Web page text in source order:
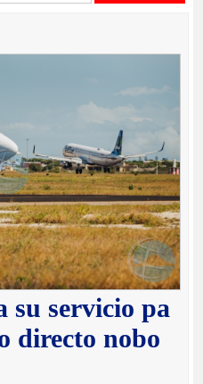
su servicio pa
directo nobo